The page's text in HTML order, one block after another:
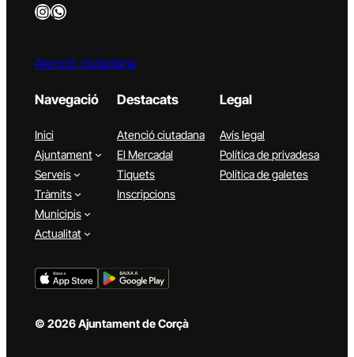
InstagramWhatsApp
Atenció ciutadana
Navegació
Inici
Ajuntament
Serveis
Tràmits
Municipis
Actualitat
Destacats
Atenció ciutadana
El Mercadal
Tiquets
Inscripcions
Legal
Avís legal
Política de privadesa
Política de galetes
© 2026 Ajuntament de Corçà